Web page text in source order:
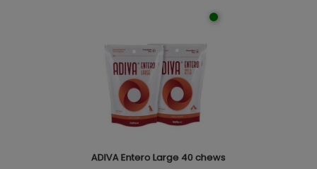
ADIVA Entero Large 40 chews